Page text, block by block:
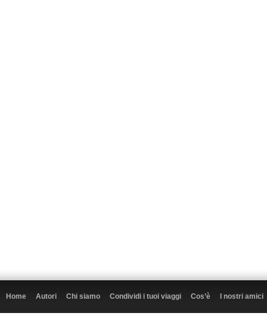
Home Autori Chi siamo Condividi i tuoi viaggi Cos’è I nostri amici